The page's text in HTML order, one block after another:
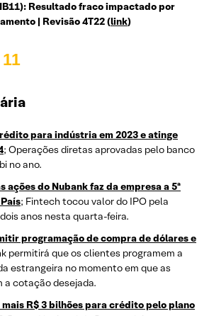
Resultado fraco impactado por
| Revisão 4T22 (link)
para indústria em 2023 e atinge
; Operações diretas aprovadas pelo banco
no ano.
ações do Nubank faz da empresa a 5ª
; Fintech tocou valor do IPO pela
anos nesta quarta-feira.
programação de compra de dólares e
permitirá que os clientes programem a
estrangeira no momento em que as
a cotação desejada.
mais R$ 3 bilhões para crédito pelo plano